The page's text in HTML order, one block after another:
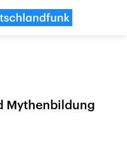
Mythenbildung